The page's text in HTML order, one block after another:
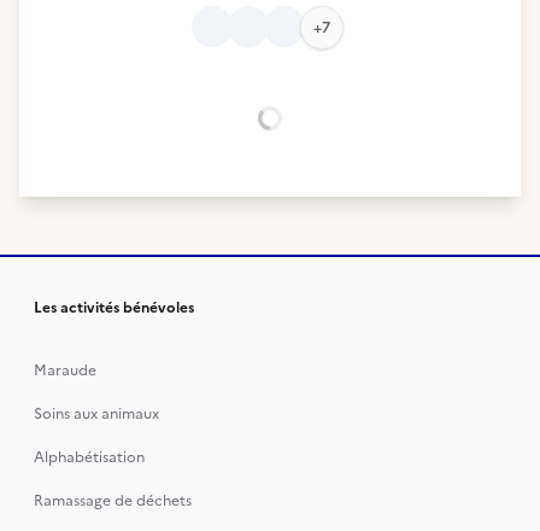
+7
Chargement...
Les activités bénévoles
Maraude
Soins aux animaux
Alphabétisation
Ramassage de déchets